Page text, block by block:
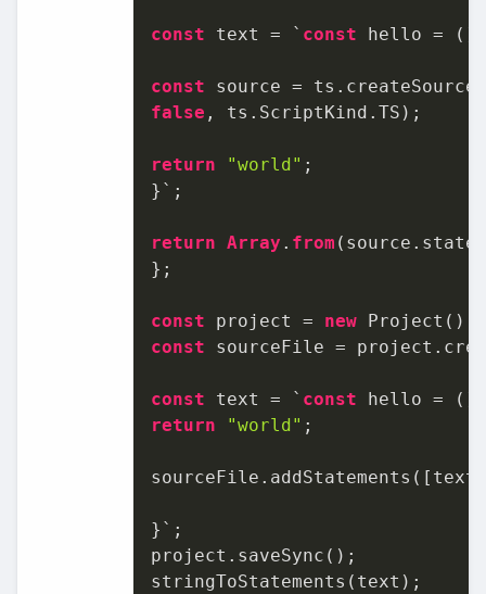
const text = ` const hello = ()
const source =
false , ts.ScriptKind.TS);
return "world" ;
}`;
return Array . from
};
const project = new
const sourceFile =
const text = ` const
return
"world" ;
}`;
project.saveSync();
stringToStatements(text);